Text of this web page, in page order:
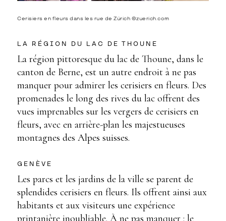
Cerisiers en fleurs dans les rue de Zürich ©zuerich.com
LA RÉGION DU LAC DE THOUNE
La région pittoresque du lac de Thoune, dans le
canton de Berne, est un autre endroit à ne pas
manquer pour admirer les cerisiers en fleurs. Des
promenades le long des rives du lac offrent des
vues imprenables sur les vergers de cerisiers en
fleurs, avec en arrière-plan les majestueuses
montagnes des Alpes suisses.
GENÈVE
Les parcs et les jardins de la ville se parent de
splendides cerisiers en fleurs. Ils offrent ainsi aux
habitants et aux visiteurs une expérience
printanière inoubliable. À ne pas manquer : le